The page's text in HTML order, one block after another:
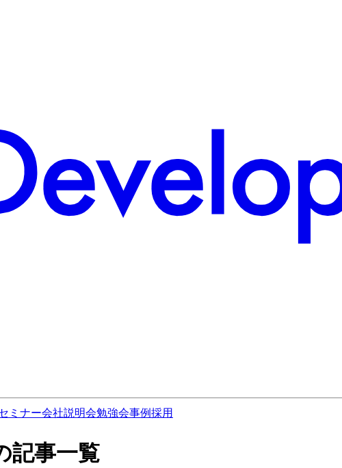
ミナー会社説明会勉強会事例採用
記事一覧